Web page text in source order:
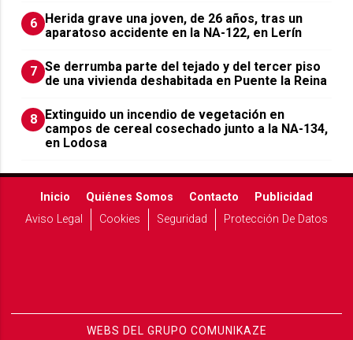
6
Herida grave una joven, de 26 años, tras un
aparatoso accidente en la NA-122, en Lerín
7 Se derrumba parte del tejado y del tercer piso
de una vivienda deshabitada en Puente la Reina
8
Extinguido un incendio de vegetación en
campos de cereal cosechado junto a la NA-134,
en Lodosa
Inicio Quiénes Somos Contacto
Publicidad
Aviso Legal
Cookies Seguridad Protección De Datos
WEBS DEL GRUPO COMUNIKAZE